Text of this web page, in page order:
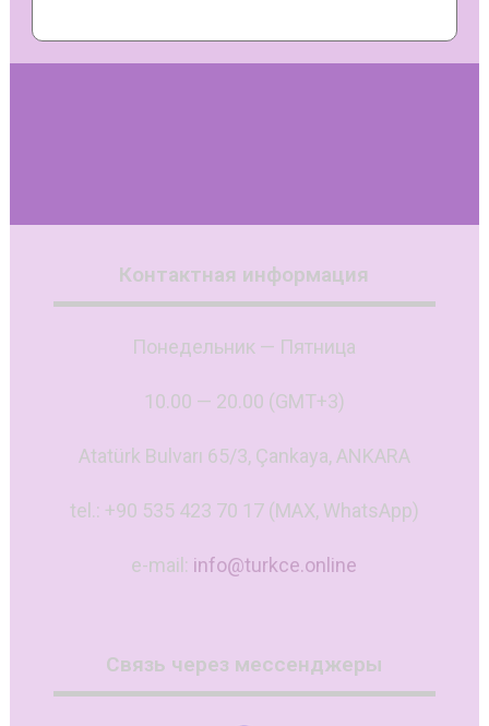
Контактная информация
Понедельник — Пятница
10.00 — 20.00 (GMT+3)
Atatürk Bulvarı 65/3, Çankaya, ANKARA
tel.: +90 535 423 70 17 (MAX, WhatsApp)
e-mail: info@turkce.online
Связь через мессенджеры